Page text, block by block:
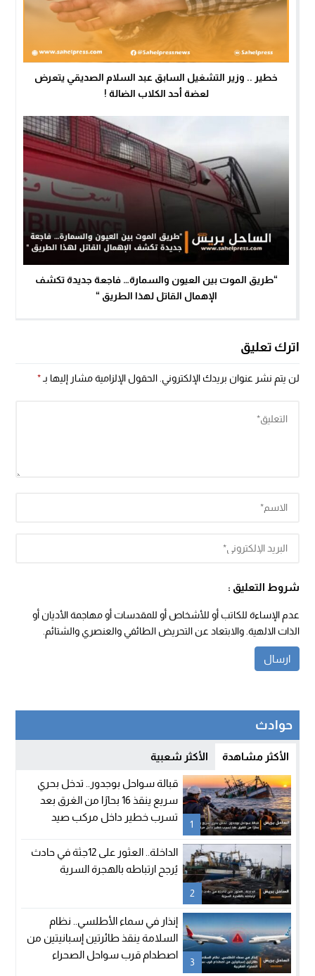
خطير .. وزير التشغيل السابق عبد السلام الصديقي يتعرض
لعضة أحد الكلاب الضالة !
“طريق الموت بين العيون والسمارة… فاجعة جديدة تكشف
الإهمال القاتل لهذا الطريق “
اترك تعليق
لن يتم نشر عنوان بريدك الإلكتروني. الحقول الإلزامية مشار إليها بـ*
شروط التعليق :
عدم الإساءة للكاتب أو للأشخاص أو للمقدسات أو مهاجمة الأديان أو
الذات الالهية. والابتعاد عن التحريض الطائفي والعنصري والشتائم.
حوادث
الأكثر مشاهدة الأكثر شعبية
1
قبالة سواحل بوجدور.. تدخل بحري
سريع ينقذ 16 بحارًا من الغرق بعد
تسرب خطير داخل مركب صيد
2
الداخلة.. العثور على 12جثة في حادث
يُرجح ارتباطه بالهجرة السرية
3
إنذار في سماء الأطلسي.. نظام
السلامة ينقذ طائرتين إسبانيتين من
اصطدام قرب سواحل الصحراء